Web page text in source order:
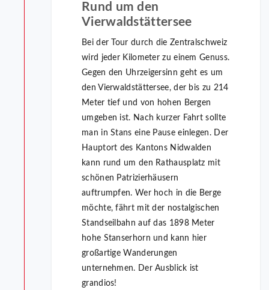
Rund um den
Vierwaldstättersee
Bei der Tour durch die Zentralschweiz
wird jeder Kilometer zu einem Genuss.
Gegen den Uhrzeigersinn geht es um
den Vierwaldstättersee, der bis zu 214
Meter tief und von hohen Bergen
umgeben ist. Nach kurzer Fahrt sollte
man in Stans eine Pause einlegen. Der
Hauptort des Kantons Nidwalden
kann rund um den Rathausplatz mit
schönen Patrizierhäusern
auftrumpfen. Wer hoch in die Berge
möchte, fährt mit der nostalgischen
Standseilbahn auf das 1898 Meter
hohe Stanserhorn und kann hier
großartige Wanderungen
unternehmen. Der Ausblick ist
grandios!